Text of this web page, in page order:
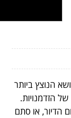
הנוצץ ביותר
הזדמנויות.
הדיור, או סתם